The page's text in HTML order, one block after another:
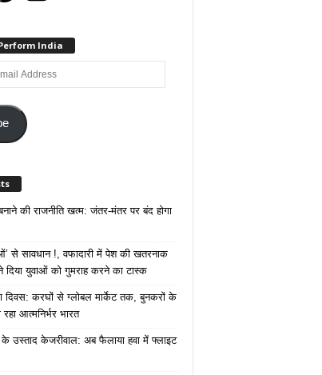
India
की राजनीति खत्म: जंतर-मंतर पर बंद होगा
से सावधान !, वफादारी में पेश की खतरनाक
दिया युवाओं को गुमराह करने का टास्क
दिवस: करघों से ग्लोबल मार्केट तक, बुनकरों के
आत्मनिर्भर भारत
केजरीवाल: अब फैलाया हवा में फ्लाइट